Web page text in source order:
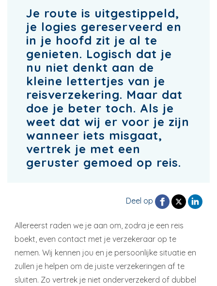
Je route is uitgestippeld,
je logies gereserveerd en
in je hoofd zit je al te
genieten. Logisch dat je
nu niet denkt aan de
kleine lettertjes van je
reisverzekering. Maar dat
doe je beter toch. Als je
weet dat wij er voor je zijn
wanneer iets misgaat,
vertrek je met een
geruster gemoed op reis.
Deel op
Allereerst raden we je aan om, zodra je een reis
boekt, even contact met je verzekeraar op te
nemen. Wij kennen jou en je persoonlijke situatie en
zullen je helpen om de juiste verzekeringen af te
sluiten. Zo vertrek je niet onderverzekerd of dubbel